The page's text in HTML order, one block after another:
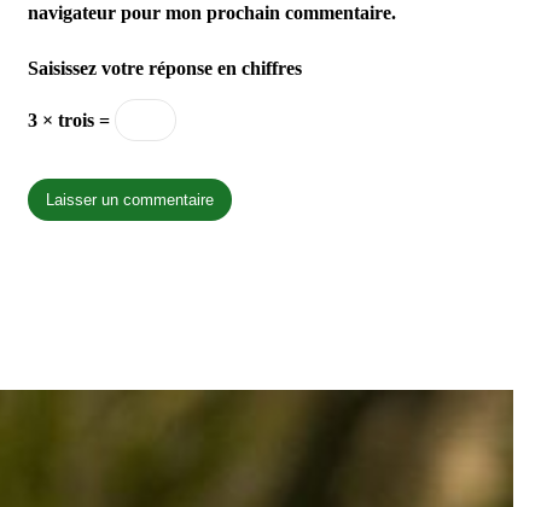
navigateur pour mon prochain commentaire.
Saisissez votre réponse en chiffres
3 × trois =